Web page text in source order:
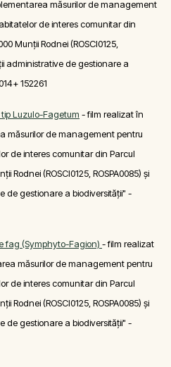
măsurilor de management
de interes comunitar din
Munții Rodnei (ROSCI0125,
administrative de gestionare a
152261
Luzulo-Fagetum - film realizat în
măsurilor de management pentru
de interes comunitar din Parcul
Rodnei (ROSCI0125, ROSPA0085) și
de gestionare a biodiversității" -
fag (Symphyto-Fagion) - film realizat
măsurilor de management pentru
de interes comunitar din Parcul
Rodnei (ROSCI0125, ROSPA0085) și
de gestionare a biodiversității" -